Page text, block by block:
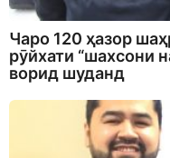
Чаро 120 ҳазор
рӯйхати “шахсони
ворид шуданд